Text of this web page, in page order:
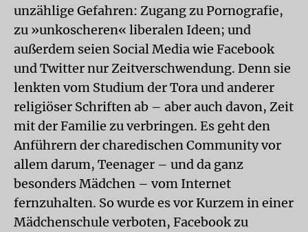
unzählige Gefahren: Zugang zu Pornografie,
zu »unkoscheren« liberalen Ideen; und
außerdem seien Social Media wie Facebook
und Twitter nur Zeitverschwendung. Denn sie
lenkten vom Studium der Tora und anderer
religiöser Schriften ab – aber auch davon, Zeit
mit der Familie zu verbringen. Es geht den
Anführern der charedischen Community vor
allem darum, Teenager – und da ganz
besonders Mädchen – vom Internet
fernzuhalten. So wurde es vor Kurzem in einer
Mädchenschule verboten, Facebook zu